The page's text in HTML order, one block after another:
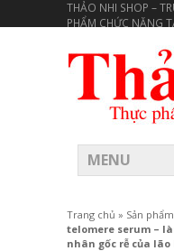
THẢO NHI SHOP –
PHẨM CHỨC NĂNG
MENU
Trang chủ » Sản phẩm
telomere serum –
nhân gốc rễ của lão